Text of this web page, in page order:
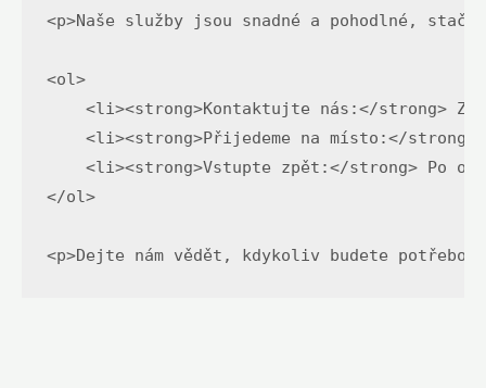
<p>Naše služby jsou snadné a pohodlné,
<ol>
<li><strong>Kontaktujte nás:</strong>
<li><strong>Přijedeme na místo:</
<li><strong>Vstupte zpět:</strong> Po
</ol>
<p>Dejte nám vědět, kdykoliv budete